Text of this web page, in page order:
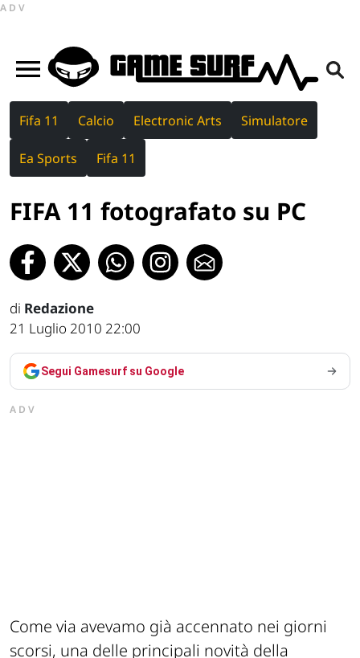
ADV
Fifa 11 Calcio Electronic Arts Simulatore
Ea Sports Fifa 11
FIFA 11 fotografato su PC
di Redazione
21 Luglio 2010 22:00
Segui Gamesurf su Google
ADV
Come via avevamo già accennato nei giorni
scorsi, una delle principali novità della